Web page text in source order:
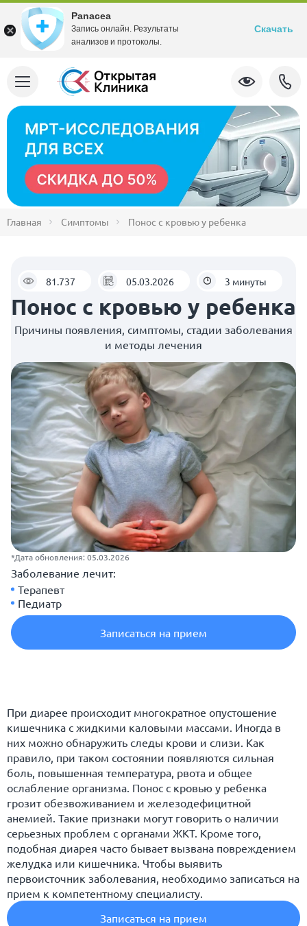
Главная Симптомы Понос с кровью у ребенка
81.737 05.03.2026 3 минуты
Понос с кровью у ребенка
Причины появления, симптомы, стадии заболевания
и методы лечения
*Дата обновления: 05.03.2026
Заболевание лечит:
Терапевт
Педиатр
Записаться на прием
При диарее происходит многократное опустошение
кишечника с жидкими каловыми массами. Иногда в
них можно обнаружить следы крови и слизи. Как
правило, при таком состоянии появляются сильная
боль, повышенная температура, рвота и общее
ослабление организма. Понос с кровью у ребенка
грозит обезвоживанием и железодефицитной
анемией. Такие признаки могут говорить о наличии
серьезных проблем с органами ЖКТ. Кроме того,
подобная диарея часто бывает вызвана повреждением
желудка или кишечника. Чтобы выявить
первоисточник заболевания, необходимо записаться на
прием к компетентному специалисту.
Записаться на прием
Panacea
Запись онлайн. Результаты
анализов и протоколы.
Скачать